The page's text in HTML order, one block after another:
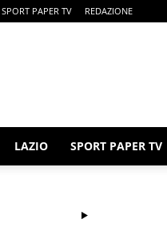
SPORT PAPER TV REDAZIONE
LAZIO SPORT PAPER TV